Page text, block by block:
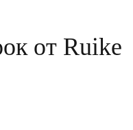
от Ruike